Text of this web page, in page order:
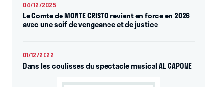
04/12/2025
Le Comte de MONTE CRISTO revient en force en 2026
avec une soif de vengeance et de justice
01/12/2022
Dans les coulisses du spectacle musical AL CAPONE